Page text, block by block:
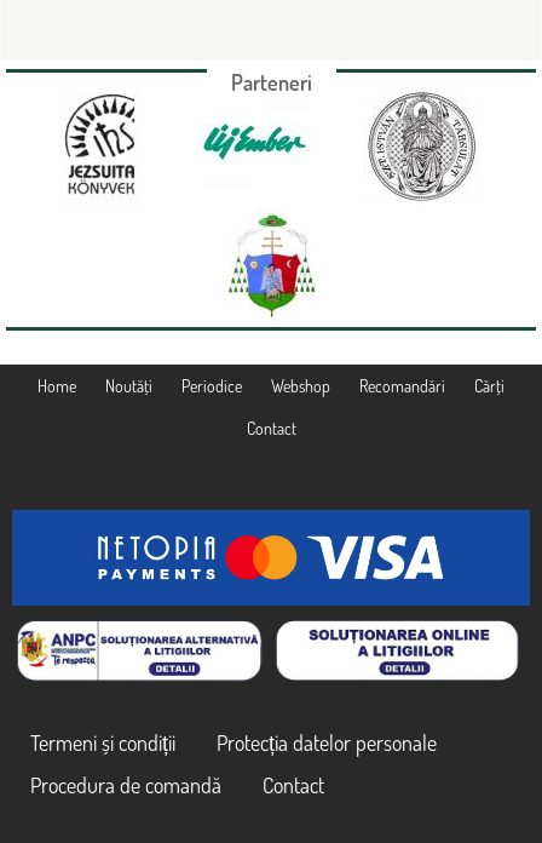
Parteneri
Home Noutăţi Periodice Webshop Recomandări Cărţi
Contact
Termeni și condiții
Protecția datelor personale
Procedura de comandă
Contact